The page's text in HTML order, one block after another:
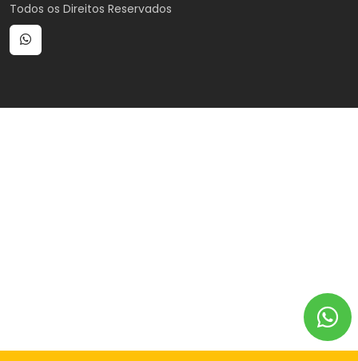
Todos os Direitos Reservados